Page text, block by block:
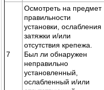
7
Осмотреть на предмет
правильности
установки, ослабления
затяжки и/или
отсутствия крепежа.
Был ли обнаружен
неправильно
установленный,
ослабленный и/или